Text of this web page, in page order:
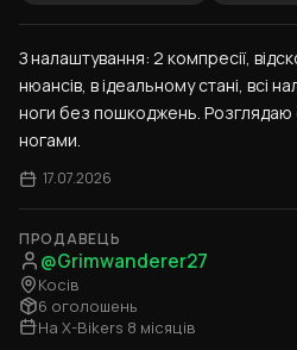
З налаштування: 2 компресії,
нюансів, в ідеальному стані, всі
ноги без пошкоджень. Розглядаю
ногами.
17.07.2026
ПРОДАВЕЦЬ
@Grimwanderer27
Косів
6 оголошень
На X-Bikers 8 місяців